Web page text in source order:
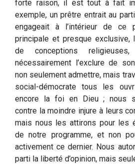
forte raison, il est tout à fait
exemple, un prêtre entrait au
engageait à l’intérieur de ce
principale et presque exclusive,
de conceptions
nécessairement l’exclure de
non seulement admettre, mais
social-démocrate tous les
encore la foi en Dieu ; nous
contre la moindre injure à leurs
mais nous les attirons pour les
de notre programme, et non
activement ce dernier. Nous
parti la liberté d’opinion, mais